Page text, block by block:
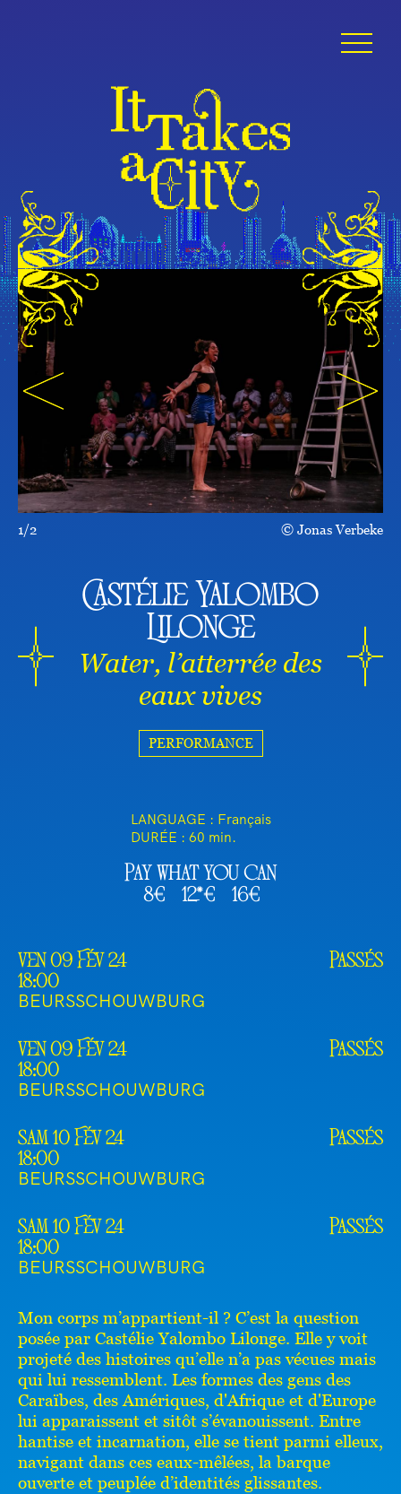
1/2 Jonas Verbeke
Castélie Yalombo
Lilonge
Water, l’atterrée des
eaux vives
PERFORMANCE
LANGUAGE : Français
DURÉE : 60 min.
ven 09 Fév 24
18:00
Passés
BEURSSCHOUWBURG
ven 09 Fév 24
18:00
Passés
BEURSSCHOUWBURG
sam 10 Fév 24
18:00
Passés
BEURSSCHOUWBURG
sam 10 Fév 24
18:00
Passés
BEURSSCHOUWBURG
Pay what you can
8€
12*€ 16€
Mon corps m’appartient-il ? C’est la question
posée par Castélie Yalombo Lilonge. Elle y voit
projeté des histoires qu’elle n’a pas vécues mais
qui lui ressemblent. Les formes des gens des
Caraïbes, des Amériques, d'Afrique et d'Europe
lui apparaissent et sitôt s’évanouissent. Entre
hantise et incarnation, elle se tient parmi elleux,
navigant dans ces eaux-mêlées, la barque
ouverte et peuplée d’identités glissantes.